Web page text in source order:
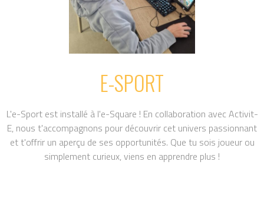
E-SPORT
L'e-Sport est installé à l'e-Square ! En collaboration avec Activit-
E, nous t'accompagnons pour découvrir cet univers passionnant
et t'offrir un aperçu de ses opportunités. Que tu sois joueur ou
simplement curieux, viens en apprendre plus !